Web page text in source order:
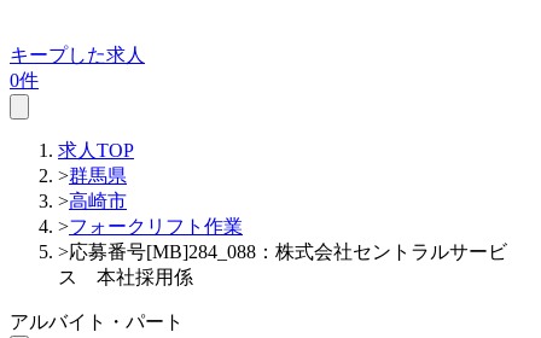
キープした求人
0件
求人TOP
>群馬県
>高崎市
>フォークリフト作業
>応募番号[MB]284_088：株式会社セントラルサービ
ス 本社採用係
アルバイト・パート